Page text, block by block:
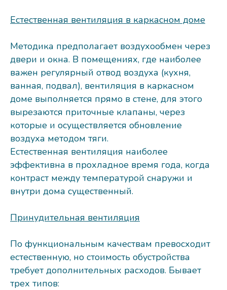
Естественная вентиляция в каркасном доме
Методика предполагает воздухообмен через
двери и окна. В помещениях, где наиболее
важен регулярный отвод воздуха (кухня,
ванная, подвал), вентиляция в каркасном
доме выполняется прямо в стене, для этого
вырезаются приточные клапаны, через
которые и осуществляется обновление
воздуха методом тяги.
Естественная вентиляция наиболее
эффективна в прохладное время года, когда
контраст между температурой снаружи и
внутри дома существенный.
Принудительная вентиляция
По функциональным качествам превосходит
естественную, но стоимость обустройства
требует дополнительных расходов. Бывает
трех типов: